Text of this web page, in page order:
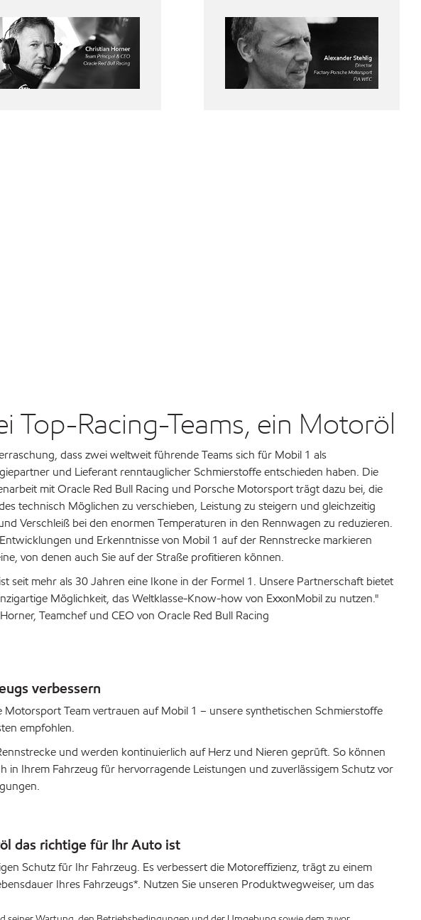
Top-Racing-Teams, ein Motoröl
dass zwei weltweit führende Teams sich für Mobil 1 als
und Lieferant renntauglicher Schmierstoffe entschieden haben. Die
mit Oracle Red Bull Racing und Porsche Motorsport trägt dazu bei, die
technisch Möglichen zu verschieben, Leistung zu steigern und gleichzeitig
Verschleiß bei den enormen Temperaturen in den Rennwagen zu reduzieren.
und Erkenntnisse von Mobil 1 auf der Rennstrecke markieren
von denen auch Sie auf der Straße profitieren können.
seit mehr als 30 Jahren eine Ikone in der Formel 1. Unsere Partnerschaft bietet
Möglichkeit, das Weltklasse-Know-how von ExxonMobil zu nutzen."
Teamchef und CEO von Oracle Red Bull Racing
verbessern
Team vertrauen auf Mobil 1 – unsere synthetischen Schmierstoffe
empfohlen.
und werden kontinuierlich auf Herz und Nieren geprüft. So können
in Ihrem Fahrzeug für hervorragende Leistungen und zuverlässigem Schutz vor
das richtige für Ihr Auto ist
Schutz für Ihr Fahrzeug. Es verbessert die Motoreffizienz, trägt zu einem
Ihres Fahrzeugs*. Nutzen Sie unseren Produktwegweiser, um das